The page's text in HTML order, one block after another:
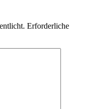
Erforderliche